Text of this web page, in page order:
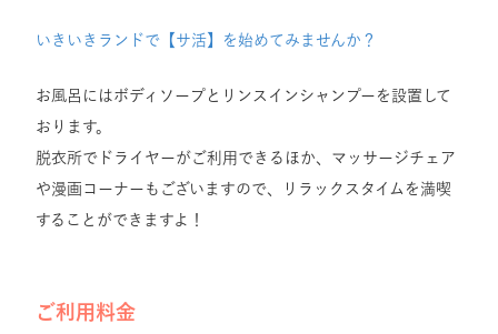
いきいきランドで【サ活】を始めてみませんか？
お風呂にはボディソープとリンスインシャンプーを設置して
おります。
脱衣所でドライヤーがご利用できるほか、マッサージチェア
や漫画コーナーもございますので、リラックスタイムを満喫
することができますよ！
ご利用料金